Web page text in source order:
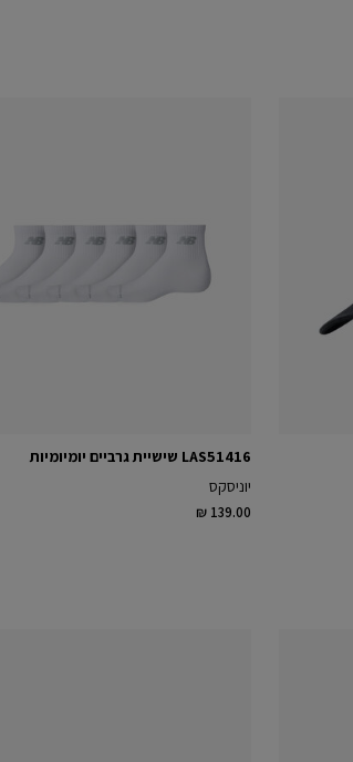
LAS51416 שישיית גרביים יומיומיות
יוניסקס
₪ 139.00